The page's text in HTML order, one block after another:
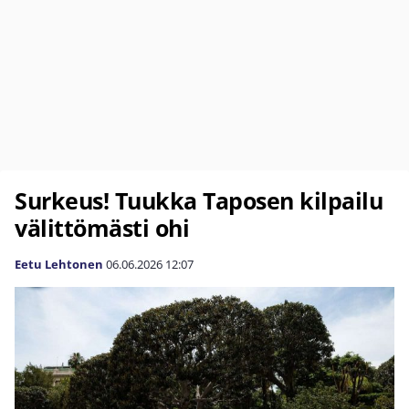
Surkeus! Tuukka Taposen kilpailu
välittömästi ohi
Eetu Lehtonen 06.06.2026 12:07